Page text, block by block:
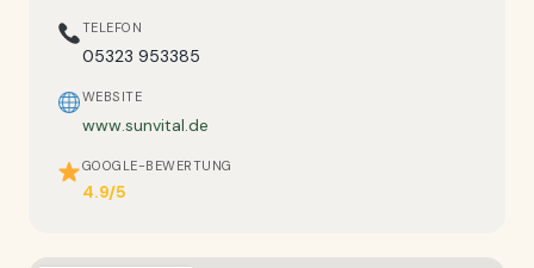
TELEFON
05323 953385
WEBSITE
www.sunvital.de
GOOGLE-BEWERTUNG
4.9/5